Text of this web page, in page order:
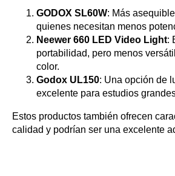
GODOX SL60W: Más
quienes necesitan menos
Neewer 660 LED Video Light:
portabilidad, pero menos
color.
Godox UL150: Una opción de
excelente para estudios
Estos productos también ofrecen
calidad y podrían ser una excelente